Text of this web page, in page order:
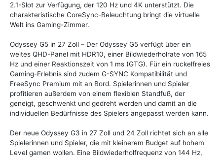
2.1-Slot zur Verfügung, der 120 Hz und 4K unterstützt. Die
charakteristische CoreSync-Beleuchtung bringt die virtuelle
Welt ins Gaming-Zimmer.
Odyssey G5 in 27 Zoll – Der Odyssey G5 verfügt über ein
weites QHD-Panel mit HDR10, einer Bildwiederholrate von 165
Hz und einer Reaktionszeit von 1 ms (GTG). Für ein ruckelfreies
Gaming-Erlebnis sind zudem G-SYNC Kompatibilität und
FreeSync Premium mit an Bord. Spielerinnen und Spieler
profitieren außerdem von einem flexiblen Standfuß, der
geneigt, geschwenkt und gedreht werden und damit an die
individuellen Bedürfnisse des Spielers angepasst werden kann.
Der neue Odyssey G3 in 27 Zoll und 24 Zoll richtet sich an alle
Spielerinnen und Spieler, die mit kleinerem Budget auf hohem
Level gamen wollen. Eine Bildwiederholfrequenz von 144 Hz,